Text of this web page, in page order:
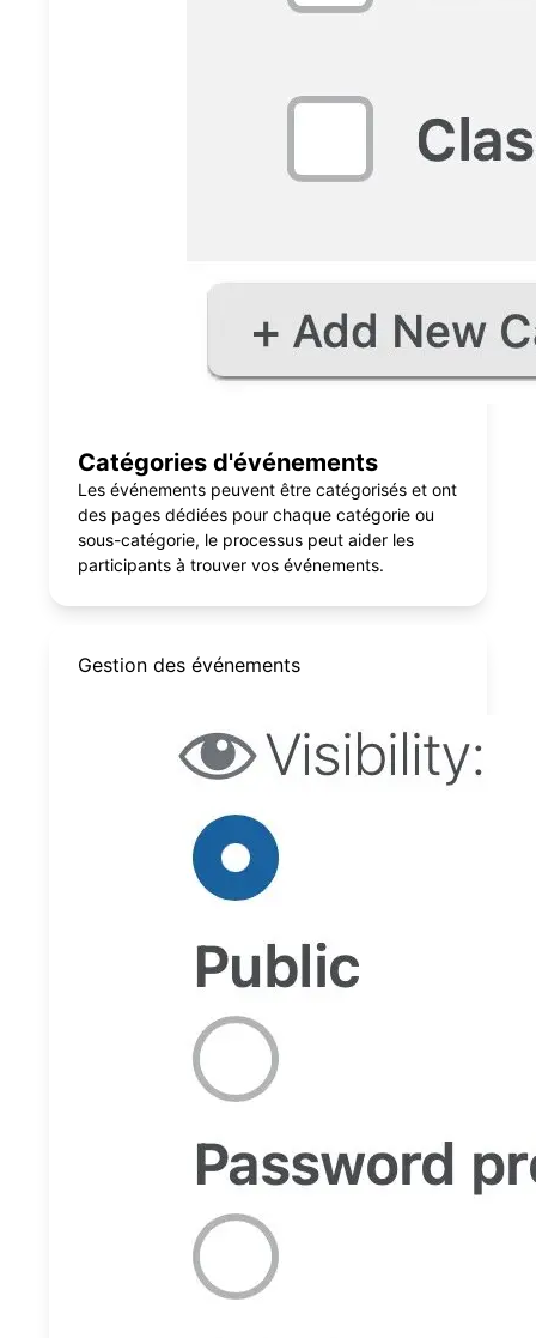
Catégories d'événements
Les événements peuvent être catégorisés et ont
des pages dédiées pour chaque catégorie ou
sous-catégorie, le processus peut aider les
participants à trouver vos événements.
Gestion des événements